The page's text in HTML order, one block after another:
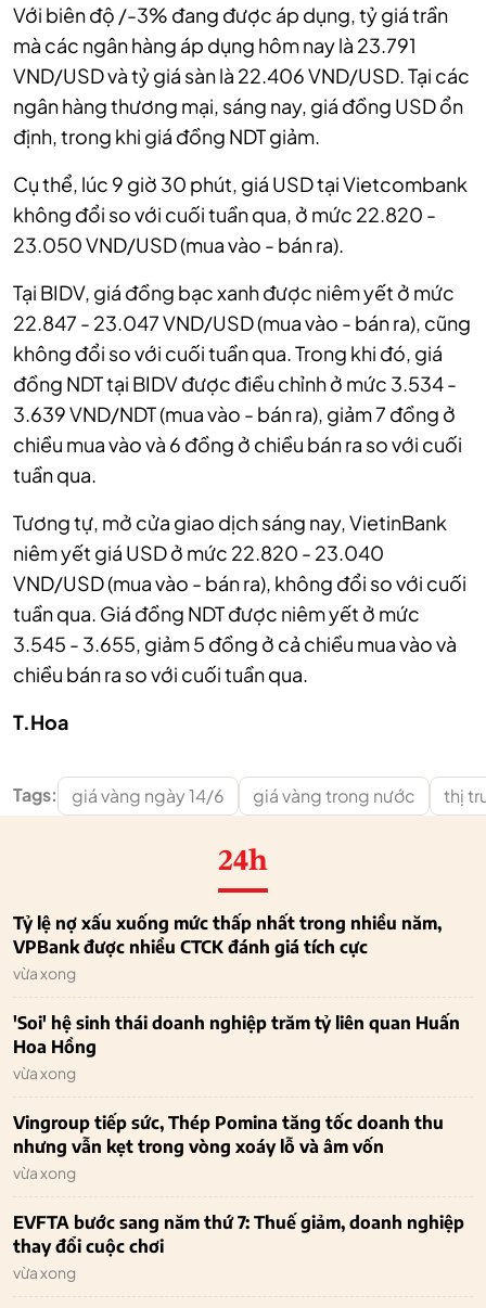
Với biên độ /-3% đang được áp dụng, tỷ giá trần
mà các ngân hàng áp dụng hôm nay là 23.791
VND/USD và tỷ giá sàn là 22.406 VND/USD.Tại các
ngân hàng thương mại, sáng nay, giá đồng USD ổn
định, trong khi giá đồng NDT giảm.
Cụ thể, lúc 9 giờ 30 phút, giá USD tại Vietcombank
không đổi so với cuối tuần qua, ở mức 22.820 -
23.050 VND/USD (mua vào - bán ra).
Tại BIDV, giá đồng bạc xanh được niêm yết ở mức
22.847 - 23.047 VND/USD (mua vào - bán ra), cũng
không đổi so với cuối tuần qua. Trong khi đó, giá
đồng NDT tại BIDV được điều chỉnh ở mức 3.534 -
3.639 VND/NDT (mua vào - bán ra), giảm 7 đồng ở
chiều mua vào và 6 đồng ở chiều bán ra so với cuối
tuần qua.
Tương tự, mở cửa giao dịch sáng nay, VietinBank
niêm yết giá USD ở mức 22.820 - 23.040
VND/USD (mua vào - bán ra), không đổi so với cuối
tuần qua. Giá đồng NDT được niêm yết ở mức
3.545 - 3.655, giảm 5 đồng ở cả chiều mua vào và
chiều bán ra so với cuối tuần qua.
T.Hoa
Tags: giá vàng ngày 14/6 giá vàng trong nước thị
24h
Tỷ lệ nợ xấu xuống mức thấp nhất trong nhiều năm,
VPBank được nhiều CTCK đánh giá tích cực
vừa xong
'Soi' hệ sinh thái doanh nghiệp trăm tỷ liên quan Huấn
Hoa Hồng
vừa xong
Vingroup tiếp sức, Thép Pomina tăng tốc doanh thu
nhưng vẫn kẹt trong vòng xoáy lỗ và âm vốn
vừa xong
EVFTA bước sang năm thứ 7: Thuế giảm, doanh nghiệp
thay đổi cuộc chơi
vừa xong